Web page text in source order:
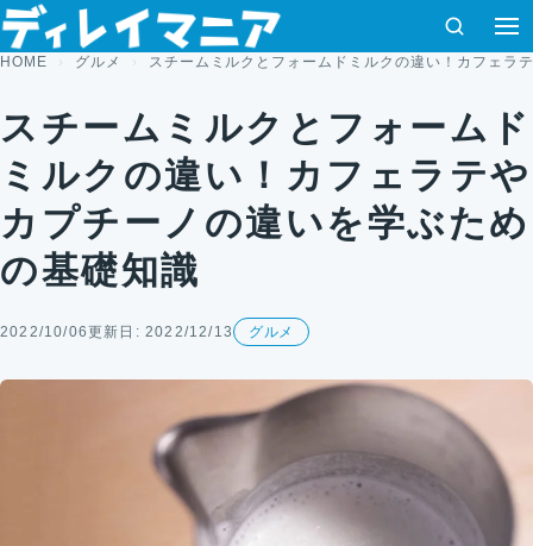
コンテンツへスキップ
検索
HOME グルメ スチームミルクとフォームドミルクの違い！カフェラ
スチームミルクとフォームド
ミルクの違い！カフェラテや
カプチーノの違いを学ぶため
の基礎知識
2022/10/06更新日: 2022/12/13 グルメ